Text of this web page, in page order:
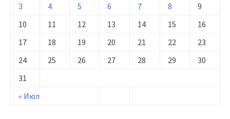
« Июл
3
4 5 6 7 8
9
10
11 12 13 14 15
16
17
18 19 20 21 22
23
24
25 26 27 28 29
30
31